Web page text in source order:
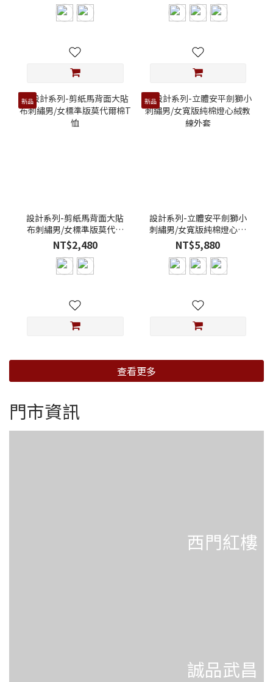
新品
設計系列-剪紙馬背面大貼
布刺繡男/女標準版莫代爾
棉T恤
NT$2,480
新品
設計系列-立體安平劍獅小
刺繡男/女寬版純棉燈心絨
教練外套
NT$5,880
查看更多
門市資訊
西門紅樓
誠品武昌